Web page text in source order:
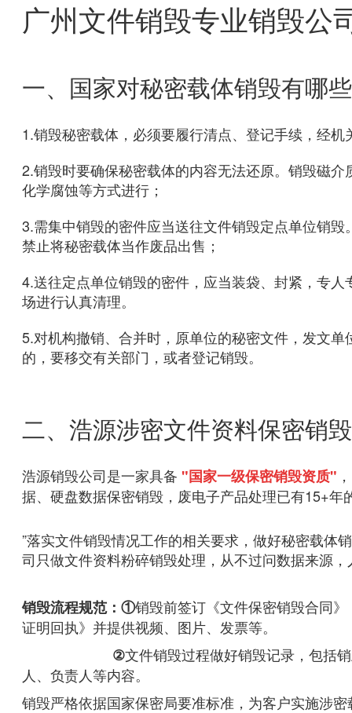
广州文件销毁专业销毁公
一、国家对秘密载体销毁有哪
1.销毁秘密载体，必须要履行清点、登记手续，经
2.销毁时要确保秘密载体的内容无法还原。销毁磁
化学腐蚀等方式进行；
3.需集中销毁的密件应当送往文件销毁定点单位销
禁止将秘密载体当作废品出售；
4.送往定点单位销毁的密件，应当装袋、封紧，专
场进行认真清理。
5.对机构撤销、合并时，原单位的秘密文件，发文
的，要移交有关部门，或者登记销毁。
二、浩源涉密文件资料保密销
浩源销毁公司是一家具备 "国家一级保密销毁资质"
据、硬盘数据保密销毁，废电子产品处理已有15+年
”落实文件销毁情况工作的相关要求，做好秘密载体
司只做文件资料粉碎销毁处理，从不过问数据来源
销毁流程规范：①销毁前签订《文件保密销毁合同
证明回执》并提供视频、图片、发票等。
②文件销毁过程做好销毁记录，包括
人、负责人等内容。
销毁严格依据国家保密局要准标准，为客户实施涉